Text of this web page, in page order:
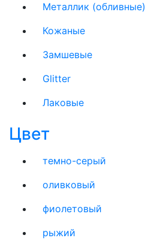
Металлик (обливные)
Кожаные
Замшевые
Glitter
Лаковые
Цвет
темно-серый
оливковый
фиолетовый
рыжий